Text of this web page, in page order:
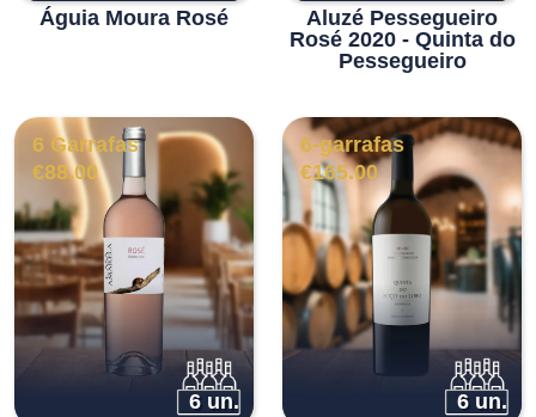
Águia Moura Rosé
Aluzé Pessegueiro
Rosé 2020 - Quinta do
Pessegueiro
6 Garrafas
€88.00
6 un.
6-garrafas
€165.00
6 un.